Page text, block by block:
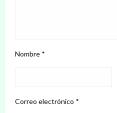
Nombre *
Correo electrónico *